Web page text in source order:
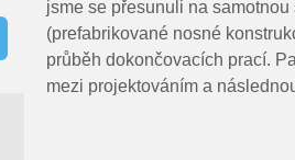
otevřených dveří
přijímacích zkoušek
jsme se přesunuli na
(prefabrikované nosné
průběh dokončovacích prací.
mezi projektováním a